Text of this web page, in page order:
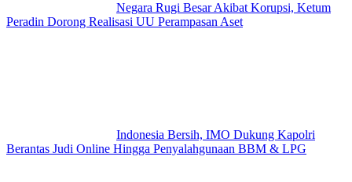
Negara Rugi Besar Akibat Korupsi, Ketum
Peradin Dorong Realisasi UU Perampasan Aset
Indonesia Bersih, IMO Dukung Kapolri
Berantas Judi Online Hingga Penyalahgunaan BBM & LPG